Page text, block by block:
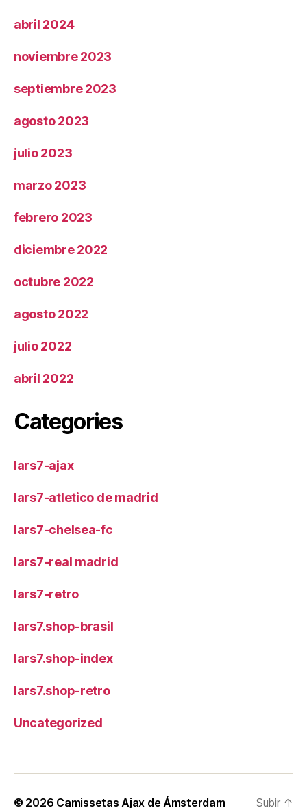
abril 2024
noviembre 2023
septiembre 2023
agosto 2023
julio 2023
marzo 2023
febrero 2023
diciembre 2022
octubre 2022
agosto 2022
julio 2022
abril 2022
Categories
lars7-ajax
lars7-atletico de madrid
lars7-chelsea-fc
lars7-real madrid
lars7-retro
lars7.shop-brasil
lars7.shop-index
lars7.shop-retro
Uncategorized
© 2026 Camissetas Ajax de Ámsterdam Subir ↑